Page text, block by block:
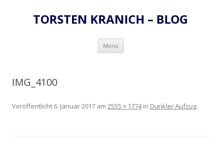
TORSTEN KRANICH – BLOG
Menü Zum
springen
IMG_4100
Veröffentlicht 6. Januar 2017 am 2555 × 1774in Dunkler Aufzug.